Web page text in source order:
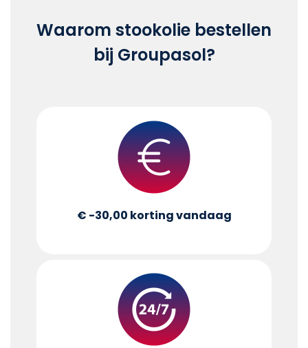
Waarom stookolie bestellen
bij Groupasol?
€ -30,00 korting vandaag